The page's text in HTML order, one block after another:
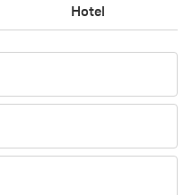
Hotel